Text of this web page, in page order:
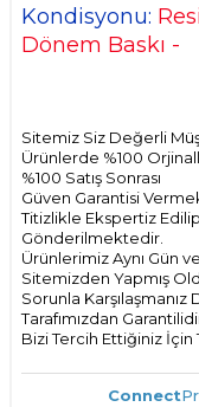
Kondisyonu:
Dönem Baskı -
Sitemiz Siz Değerli
Ürünlerde %100
%100 Satış Sonrası
Güven Garantisi
Titizlikle Ekspertiz
Gönderilmektedir.
Ürünlerimiz Aynı Gün
Sitemizden Yapmış
Sorunla
Tarafımızdan
Bizi Tercih Ettiğiniz İçin
Connect